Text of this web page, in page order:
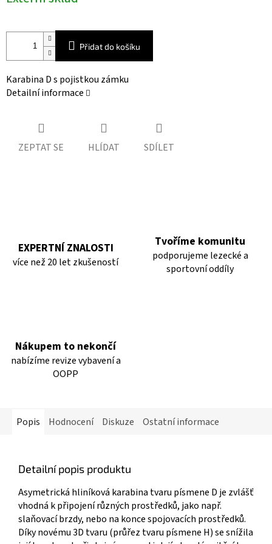
cena:
Přidat do košíku
Karabina D s pojistkou zámku
Detailní informace
ZEPTAT SE HLÍDAT SDÍLET
EXPERTNÍ ZNALOSTI
více než 20 let zkušeností
Tvoříme komunitu
podporujeme lezecké a
sportovní oddíly
Nákupem to nekončí
nabízíme revize vybavení a
OOPP
Popis Hodnocení Diskuze Ostatní informace
Detailní popis produktu
Asymetrická hliníková karabina tvaru písmene D je zvlášť
vhodná k připojení různých prostředků, jako např.
slaňovací brzdy, nebo na konce spojovacích prostředků.
Díky novému 3D tvaru (průřez tvaru písmene H) se snížila